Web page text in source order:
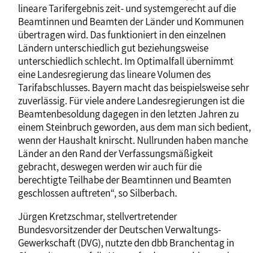
lineare Tarifergebnis zeit- und systemgerecht auf die
Beamtinnen und Beamten der Länder und Kommunen
übertragen wird. Das funktioniert in den einzelnen
Ländern unterschiedlich gut beziehungsweise
unterschiedlich schlecht. Im Optimalfall übernimmt
eine Landesregierung das lineare Volumen des
Tarifabschlusses. Bayern macht das beispielsweise sehr
zuverlässig. Für viele andere Landesregierungen ist die
Beamtenbesoldung dagegen in den letzten Jahren zu
einem Steinbruch geworden, aus dem man sich bedient,
wenn der Haushalt knirscht. Nullrunden haben manche
Länder an den Rand der Verfassungsmäßigkeit
gebracht, deswegen werden wir auch für die
berechtigte Teilhabe der Beamtinnen und Beamten
geschlossen auftreten“, so Silberbach.
Jürgen Kretzschmar, stellvertretender
Bundesvorsitzender der Deutschen Verwaltungs-
Gewerkschaft (DVG), nutzte den dbb Branchentag in